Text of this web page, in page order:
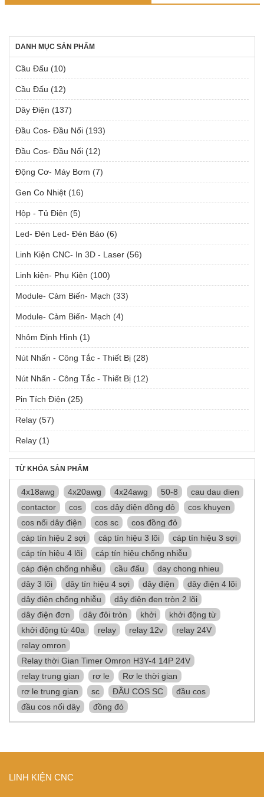
DANH MỤC SẢN PHẨM
Cầu Đấu (10)
Cầu Đấu (12)
Dây Điện (137)
Đầu Cos- Đầu Nối (193)
Đầu Cos- Đầu Nối (12)
Động Cơ- Máy Bơm (7)
Gen Co Nhiệt (16)
Hộp - Tủ Điện (5)
Led- Đèn Led- Đèn Báo (6)
Linh Kiện CNC- In 3D - Laser (56)
Linh kiện- Phụ Kiện (100)
Module- Cảm Biến- Mạch (33)
Module- Cảm Biến- Mạch (4)
Nhôm Định Hình (1)
Nút Nhấn - Công Tắc - Thiết Bị (28)
Nút Nhấn - Công Tắc - Thiết Bị (12)
Pin Tích Điện (25)
Relay (57)
Relay (1)
TỪ KHÓA SẢN PHẨM
4x18awg 4x20awg 4x24awg 50-8
cau dau dien
contactor
cos cos dây điện đồng đỏ
cos khuyen
cos nối dây điện
cos sc
cos đồng đỏ
cáp tín hiệu 2 sợi
cáp tín hiệu 3 lõi
cáp tín hiệu 3 sợi
cáp tín hiệu 4 lõi
cáp tín hiệu chống nhiễu
cáp điện chống nhiễu
cầu đấu
day chong nhieu
dây 3 lõi
dây tín hiệu 4 sợi dây điện
dây điện 4 lõi
dây điện chống nhiễu
dây điện đen tròn 2 lõi
dây điện đơn
dây đôi tròn khởi
khởi động từ
khởi động từ 40a
relay relay 12v
relay 24V
relay omron
Relay thời Gian Timer Omron H3Y-4 14P 24V
relay trung gian
rơ le
Rơ le thời gian
rơ le trung gian
sc ĐẦU COS SC
đầu cos
đầu cos nối dây
đồng đỏ
LINH KIỆN CNC